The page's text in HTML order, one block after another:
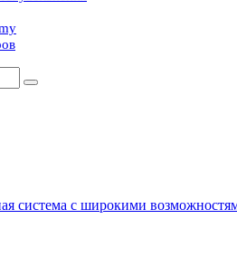
система с широкими